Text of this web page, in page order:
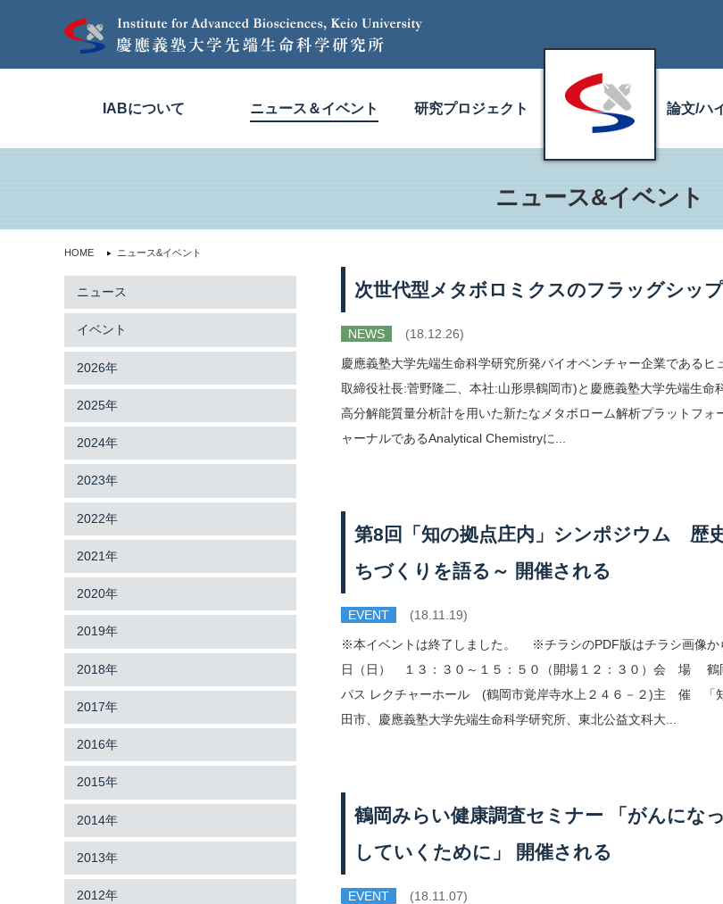
IABについて ニュース＆イベント 研究プロジェクト 論文/ハ
ニュース&イベント
HOME ニュース&イベント
次世代型メタボロミクスのフラッグシッ
NEWS (18.12.26)
慶應義塾大学先端生命科学研究所発バイオベンチャー企業である
取締役社長:菅野隆二、本社:山形県鶴岡市)と慶應義塾大学先端生
高分解能質量分析計を用いた新たなメタボローム解析プラットフ
ャーナルであるAnalytical Chemistryに...
第8回「知の拠点庄内」シンポジウム 歴
ちづくりを語る～ 開催される
EVENT (18.11.19)
※本イベントは終了しました。 ※チラシのPDF版はチラシ画像
日（日） １３：３０～１５：５０（開場１２：３０）会 場 鶴
パス レクチャーホール (鶴岡市覚岸寺水上２４６－２)主 催 「
田市、慶應義塾大学先端生命科学研究所、東北公益文科大...
鶴岡みらい健康調査セミナー 「がんにな
していくために」 開催される
EVENT (18.11.07)
ニュース
イベント
2026年
2025年
2024年
2023年
2022年
2021年
2020年
2019年
2018年
2017年
2016年
2015年
2014年
2013年
2012年